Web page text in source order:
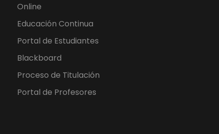
Online
Educación Continua
Portal de Estudiantes
Blackboard
Proceso de Titulación
Portal de Profesores